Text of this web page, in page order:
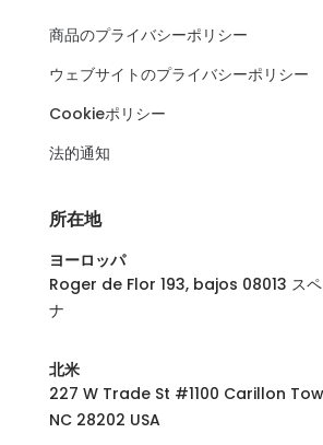
商品のプライバシーポリシー
ウェブサイトのプライバシーポリシー
Cookieポリシー
法的通知
所在地
ヨーロッパ
Roger de Flor 193, bajos 08013 スペ
ナ
北米
227 W Trade St #1100 Carillon
NC 28202 USA